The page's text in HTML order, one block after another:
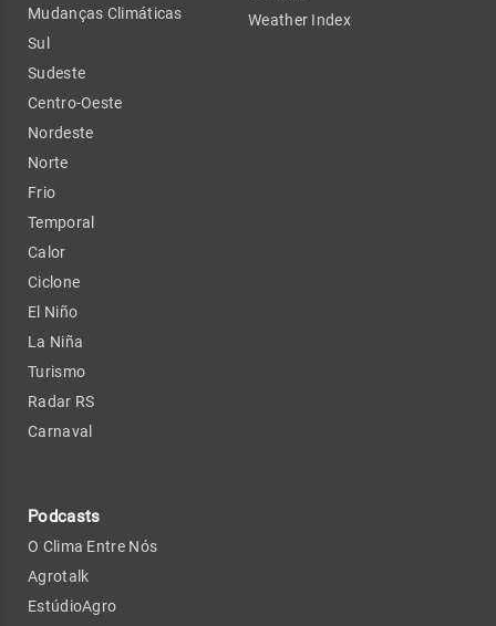
Mudanças Climáticas
Sul
Sudeste
Centro-Oeste
Nordeste
Norte
Frio
Temporal
Calor
Ciclone
El Niño
La Niña
Turismo
Radar RS
Carnaval
Podcasts
O Clima Entre Nós
Agrotalk
EstúdioAgro
Weather Index